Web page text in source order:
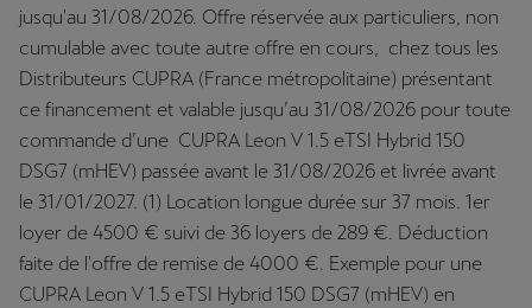
jusqu'au 31/08/2026. Offre réservée aux particuliers, non
cumulable avec toute autre offre en cours, chez tous les
Distributeurs CUPRA (France métropolitaine) présentant
ce financement et valable jusqu’au 31/08/2026 pour toute
commande d’une CUPRA Leon V 1.5 eTSI Hybrid 150
DSG7 (mHEV) passée avant le 31/08/2026 et livrée avant
le 31/01/2027. (1) Location longue durée sur 37 mois. 1er
loyer de 4500 € suivi de 36 loyers de 289 €. Déduction
faite de l'offre de remise de 4000 €. Exemple pour une
CUPRA Leon V 1.5 eTSI Hybrid 150 DSG7 (mHEV) en